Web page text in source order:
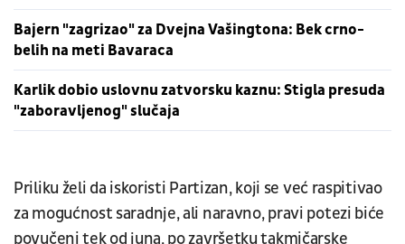
Bajern "zagrizao" za Dvejna Vašingtona: Bek crno-
belih na meti Bavaraca
Karlik dobio uslovnu zatvorsku kaznu: Stigla presuda
"zaboravljenog" slučaja
Priliku želi da iskoristi Partizan, koji se već raspitivao
za mogućnost saradnje, ali naravno, pravi potezi biće
povučeni tek od juna, po završetku takmičarske